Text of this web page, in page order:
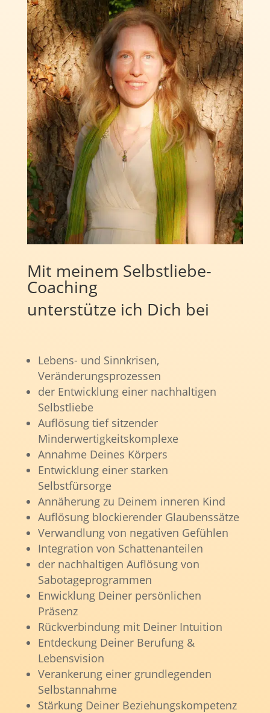
Mit meinem Selbstliebe-
Coaching
unterstütze ich Dich bei
Lebens- und Sinnkrisen,
Veränderungsprozessen
der Entwicklung einer nachhaltigen
Selbstliebe
Auflösung tief sitzender
Minderwertigkeitskomplexe
Annahme Deines Körpers
Entwicklung einer starken
Selbstfürsorge
Annäherung zu Deinem inneren Kind
Auflösung blockierender Glaubenssätze
Verwandlung von negativen Gefühlen
Integration von Schattenanteilen
der nachhaltigen Auflösung von
Sabotageprogrammen
Enwicklung Deiner persönlichen
Präsenz
Rückverbindung mit Deiner Intuition
Entdeckung Deiner Berufung &
Lebensvision
Verankerung einer grundlegenden
Selbstannahme
Stärkung Deiner Beziehungskompetenz